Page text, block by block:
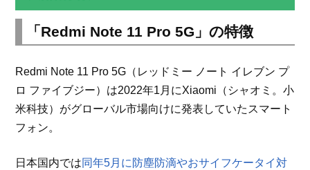
「Redmi Note 11 Pro 5G」の特徴
Redmi Note 11 Pro 5G（レッドミー ノート イレブン プ
ロ ファイブジー）は2022年1月にXiaomi（シャオミ。小
米科技）がグローバル市場向けに発表していたスマート
フォン。
日本国内では同年5月に防塵防滴やおサイフケータイ対